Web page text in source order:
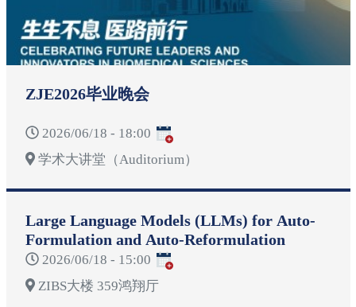
ZJE2026毕业晚会
2026/06/18 - 18:00
学术大讲堂（Auditorium）
Large Language Models (LLMs) for Auto-
Formulation and Auto-Reformulation
2026/06/18 - 15:00
ZIBS大楼 359鸿翔厅